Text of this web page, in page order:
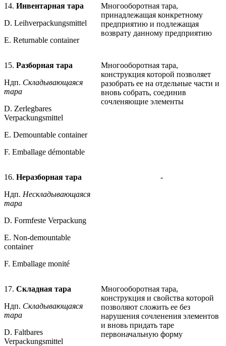
14. Инвентарная тара
D. Leihverpackungsmittel
Е. Returnable container
Многооборотная тара,
принадлежащая конкретному
предприятию и подлежащая
возврату данному предприятию
15. Разборная тара
Ндп. Складывающаяся
тара
D. Zerlegbares
Verpackungsmittel
Е. Demountable container
F. Emballage démontable
Многооборотная тара,
конструкция которой позволяет
разобрать ее на отдельные части и
вновь собрать, соединив
сочленяющие элементы
16. Неразборная тара
Ндп. Нескладывающаяся
тара
D. Formfeste Verpackung
E. Non-demountable
container
F. Emballage monité
-
17. Складная тара
Ндп. Складывающаяся
тара
D. Faltbares
Verpackungsmittel
Многооборотная тара,
конструкция и свойства которой
позволяют сложить ее без
нарушения сочленения элементов
и вновь придать таре
первоначальную форму